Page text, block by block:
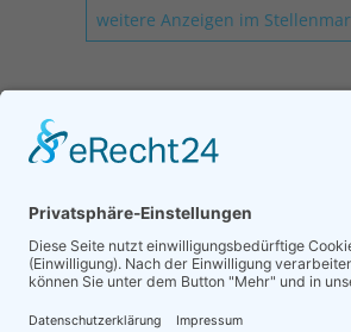
weitere Anzeigen im
Login
Impressum